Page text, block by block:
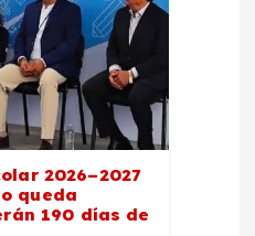
2026–2027
queda
190 días de